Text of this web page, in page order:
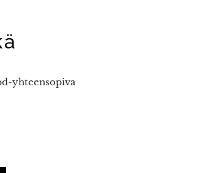
yhteensopiva